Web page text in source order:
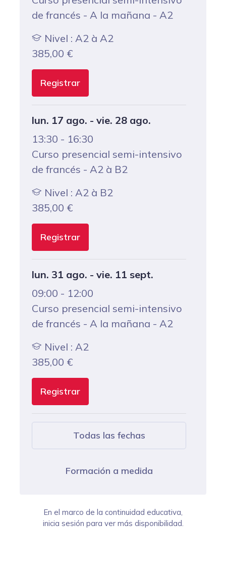
de francés - A la mañana - A2
Nivel : A2 à A2
385,00 €
Registrar
lun. 17 ago. - vie. 28 ago.
13:30 - 16:30
Curso presencial semi-intensivo
de francés - A2 à B2
Nivel : A2 à B2
385,00 €
Registrar
lun. 31 ago. - vie. 11 sept.
09:00 - 12:00
Curso presencial semi-intensivo
de francés - A la mañana - A2
Nivel : A2
385,00 €
Registrar
Todas las fechas
Formación a medida
En el marco de la continuidad educativa,
inicia sesión para ver más disponibilidad.